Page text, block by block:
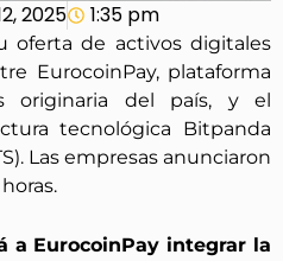
2025 1:35 pm
oferta de activos digitales
EurocoinPay, plataforma
originaria del país, y el
tecnológica Bitpanda
Las empresas anunciaron
a EurocoinPay integrar la